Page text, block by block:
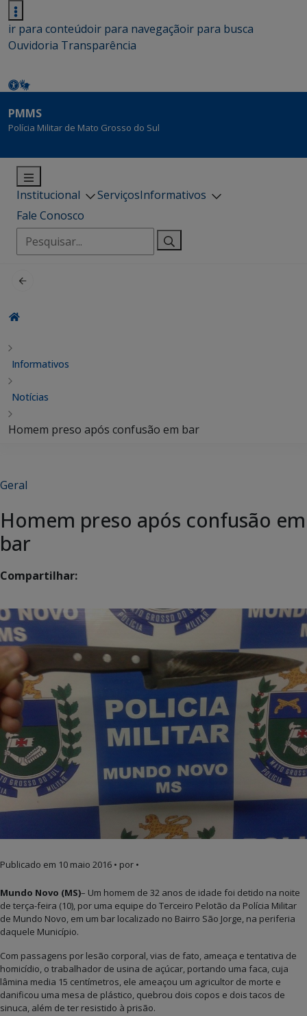
ir para conteúdoir para navegaçãoir para busca
Ouvidoria Transparência
PMMS
Polícia Militar de Mato Grosso do Sul
Institucional ServiçosInformativos
Fale Conosco
Pesquisar
por:
Informativos
Notícias
Homem preso após confusão em bar
Geral
Homem preso após confusão em
bar
Compartilhar:
Publicado em 10 maio 2016 • por •
Mundo Novo (MS)– Um homem de 32 anos de idade foi detido na noite
de terça-feira (10), por uma equipe do Terceiro Pelotão da Polícia Militar
de Mundo Novo, em um bar localizado no Bairro São Jorge, na periferia
daquele Município.
Com passagens por lesão corporal, vias de fato, ameaça e tentativa de
homicídio, o trabalhador de usina de açúcar, portando uma faca, cuja
lâmina media 15 centímetros, ele ameaçou um agricultor de morte e
danificou uma mesa de plástico, quebrou dois copos e dois tacos de
sinuca, além de ter resistido à prisão.